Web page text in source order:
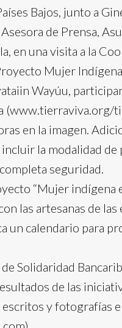
Bajos, junto a
de Prensa,
en una visita a la
Mujer
Wayúu,
en la imagen.
la modalidad
seguridad.
“Mujer indígena
las artesanas de las
un calendario para
Solidaridad
de las
y fotografías